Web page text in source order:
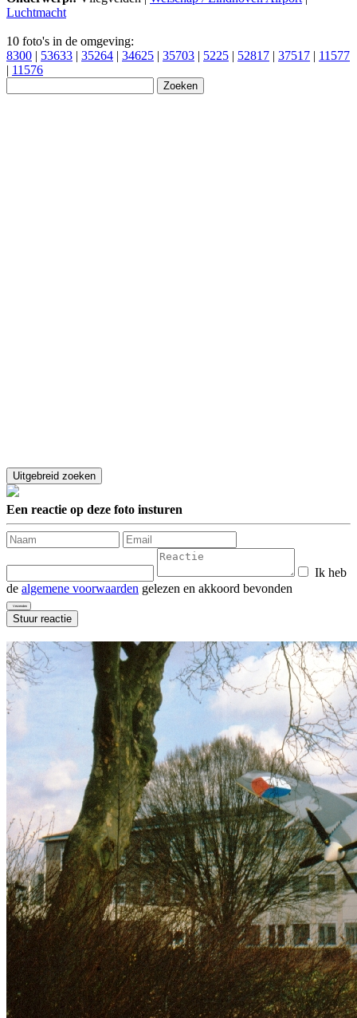
Luchtmacht
10 foto's in de omgeving:
8300 | 53633 | 35264 | 34625 | 35703 | 5225 | 52817 | 37517 | 11577
| 11576
Een reactie op deze foto insturen
Ik heb
de algemene voorwaarden gelezen en akkoord bevonden